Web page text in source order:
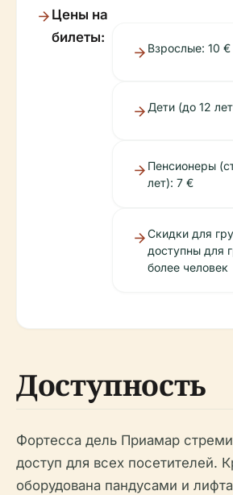
Цены на
билеты:
Взрослые: 10 €
Дети (до 12
Пенсионеры
лет): 7 €
Скидки для
доступны для
более человек
Доступность
Фортесса дель Приамар
доступ для всех посетителей.
оборудована пандусами и